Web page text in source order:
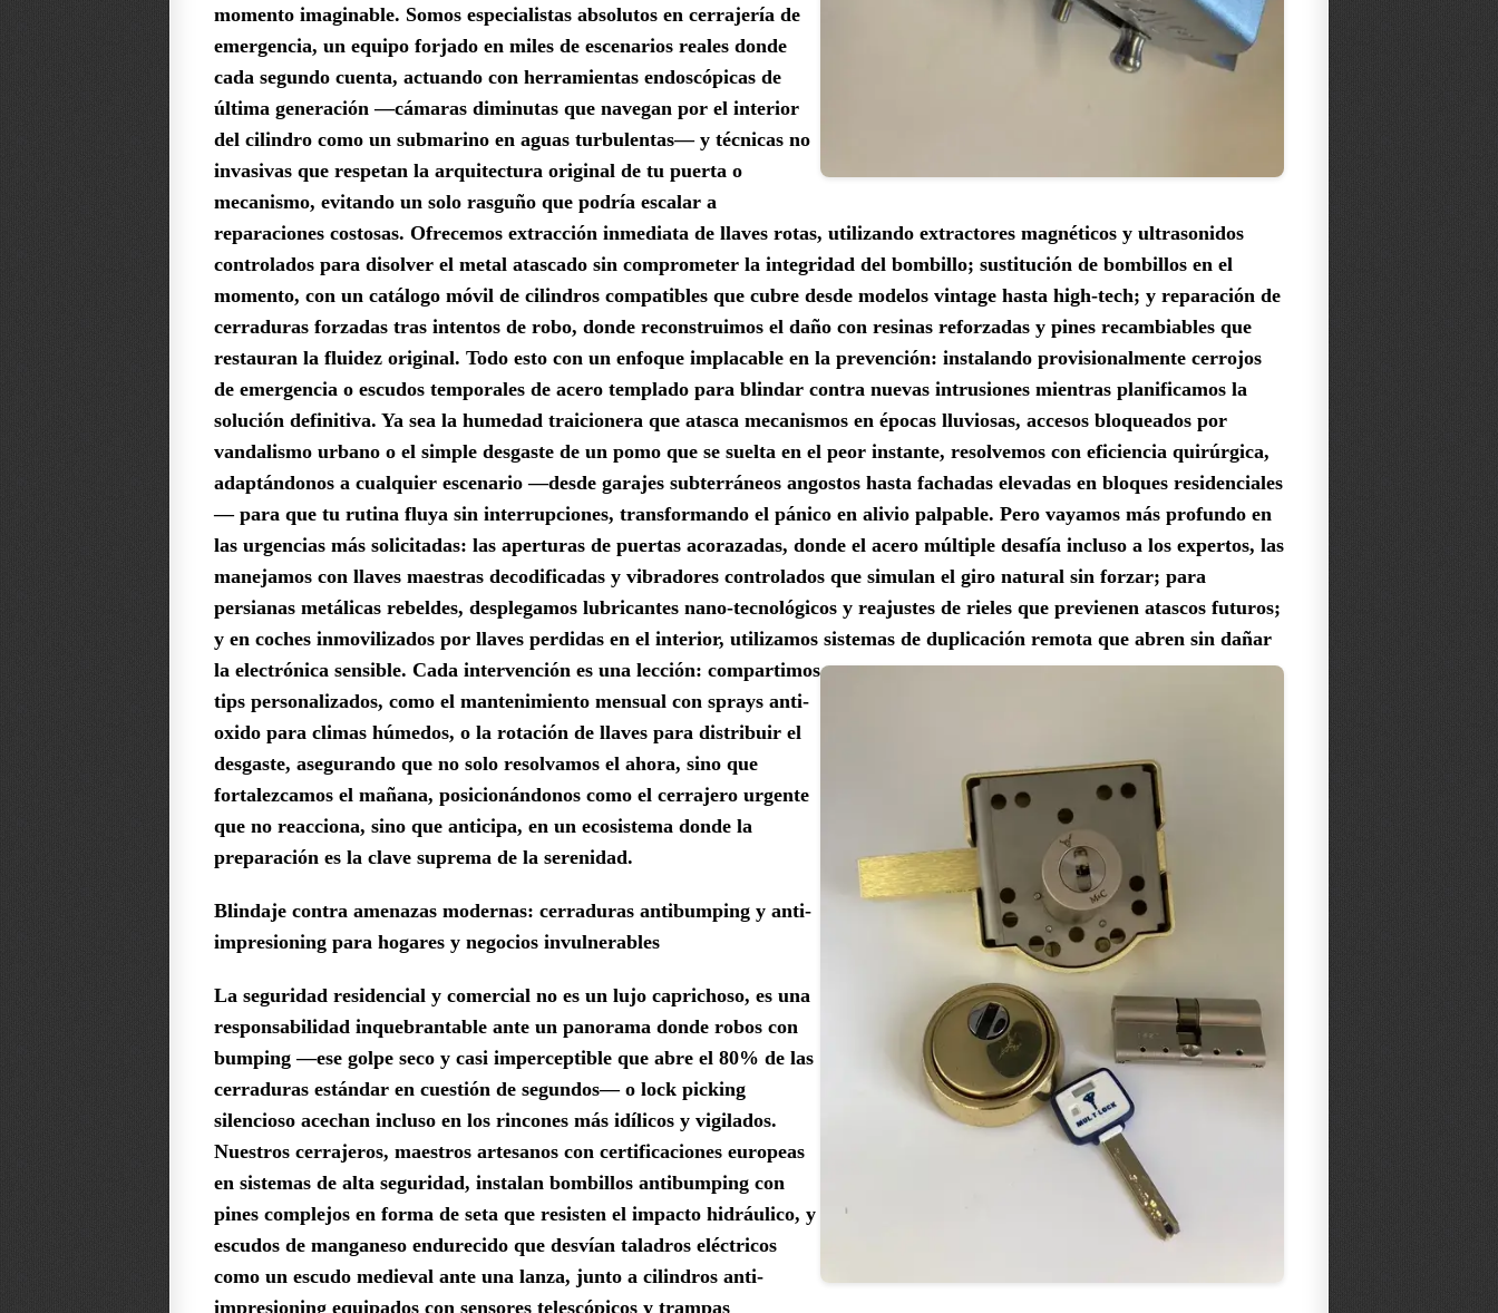
momento imaginable. Somos especialistas absolutos en cerrajería de
emergencia, un equipo forjado en miles de escenarios reales donde
cada segundo cuenta, actuando con herramientas endoscópicas de
última generación —cámaras diminutas que navegan por el interior
del cilindro como un submarino en aguas turbulentas— y técnicas no
invasivas que respetan la arquitectura original de tu puerta o
mecanismo, evitando un solo rasguño que podría escalar a
reparaciones costosas. Ofrecemos extracción inmediata de llaves rotas, utilizando extractores magnéticos y ultrasonidos
controlados para disolver el metal atascado sin comprometer la integridad del bombillo; sustitución de bombillos en el
momento, con un catálogo móvil de cilindros compatibles que cubre desde modelos vintage hasta high-tech; y reparación de
cerraduras forzadas tras intentos de robo, donde reconstruimos el daño con resinas reforzadas y pines recambiables que
restauran la fluidez original. Todo esto con un enfoque implacable en la prevención: instalando provisionalmente cerrojos
de emergencia o escudos temporales de acero templado para blindar contra nuevas intrusiones mientras planificamos la
solución definitiva. Ya sea la humedad traicionera que atasca mecanismos en épocas lluviosas, accesos bloqueados por
vandalismo urbano o el simple desgaste de un pomo que se suelta en el peor instante, resolvemos con eficiencia quirúrgica,
adaptándonos a cualquier escenario —desde garajes subterráneos angostos hasta fachadas elevadas en bloques residenciales
— para que tu rutina fluya sin interrupciones, transformando el pánico en alivio palpable. Pero vayamos más profundo en
las urgencias más solicitadas: las aperturas de puertas acorazadas, donde el acero múltiple desafía incluso a los expertos, las
manejamos con llaves maestras decodificadas y vibradores controlados que simulan el giro natural sin forzar; para
persianas metálicas rebeldes, desplegamos lubricantes nano-tecnológicos y reajustes de rieles que previenen atascos futuros;
y en coches inmovilizados por llaves perdidas en el interior, utilizamos sistemas de duplicación remota que abren sin dañar
la electrónica sensible. Cada intervención es una lección: compartimos
tips personalizados, como el mantenimiento mensual con sprays anti-
oxido para climas húmedos, o la rotación de llaves para distribuir el
desgaste, asegurando que no solo resolvamos el ahora, sino que
fortalezcamos el mañana, posicionándonos como el cerrajero urgente
que no reacciona, sino que anticipa, en un ecosistema donde la
preparación es la clave suprema de la serenidad.
Blindaje contra amenazas modernas: cerraduras antibumping y anti-
impresioning para hogares y negocios invulnerables
La seguridad residencial y comercial no es un lujo caprichoso, es una
responsabilidad inquebrantable ante un panorama donde robos con
bumping —ese golpe seco y casi imperceptible que abre el 80% de las
cerraduras estándar en cuestión de segundos— o lock picking
silencioso acechan incluso en los rincones más idílicos y vigilados.
Nuestros cerrajeros, maestros artesanos con certificaciones europeas
en sistemas de alta seguridad, instalan bombillos antibumping con
pines complejos en forma de seta que resisten el impacto hidráulico, y
escudos de manganeso endurecido que desvían taladros eléctricos
como un escudo medieval ante una lanza, junto a cilindros anti-
impresioning equipados con sensores telescópicos y trampas